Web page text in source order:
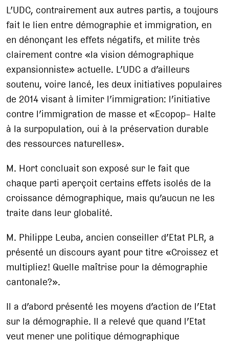
L’UDC, contrairement aux autres partis, a toujours
fait le lien entre démographie et immigration, en
en dénonçant les effets négatifs, et milite très
clairement contre «la vision démographique
expansionniste» actuelle. L’UDC a d’ailleurs
soutenu, voire lancé, les deux initiatives populaires
de 2014 visant à limiter l’immigration: l’initiative
contre l’immigration de masse et «Ecopop– Halte
à la surpopulation, oui à la préservation durable
des ressources naturelles».
M. Hort concluait son exposé sur le fait que
chaque parti aperçoit certains effets isolés de la
croissance démographique, mais qu’aucun ne les
traite dans leur globalité.
M. Philippe Leuba, ancien conseiller d’Etat PLR, a
présenté un discours ayant pour titre «Croissez et
multipliez! Quelle maîtrise pour la démographie
cantonale?».
Il a d’abord présenté les moyens d’action de l’Etat
sur la démographie. Il a relevé que quand l’Etat
veut mener une politique démographique